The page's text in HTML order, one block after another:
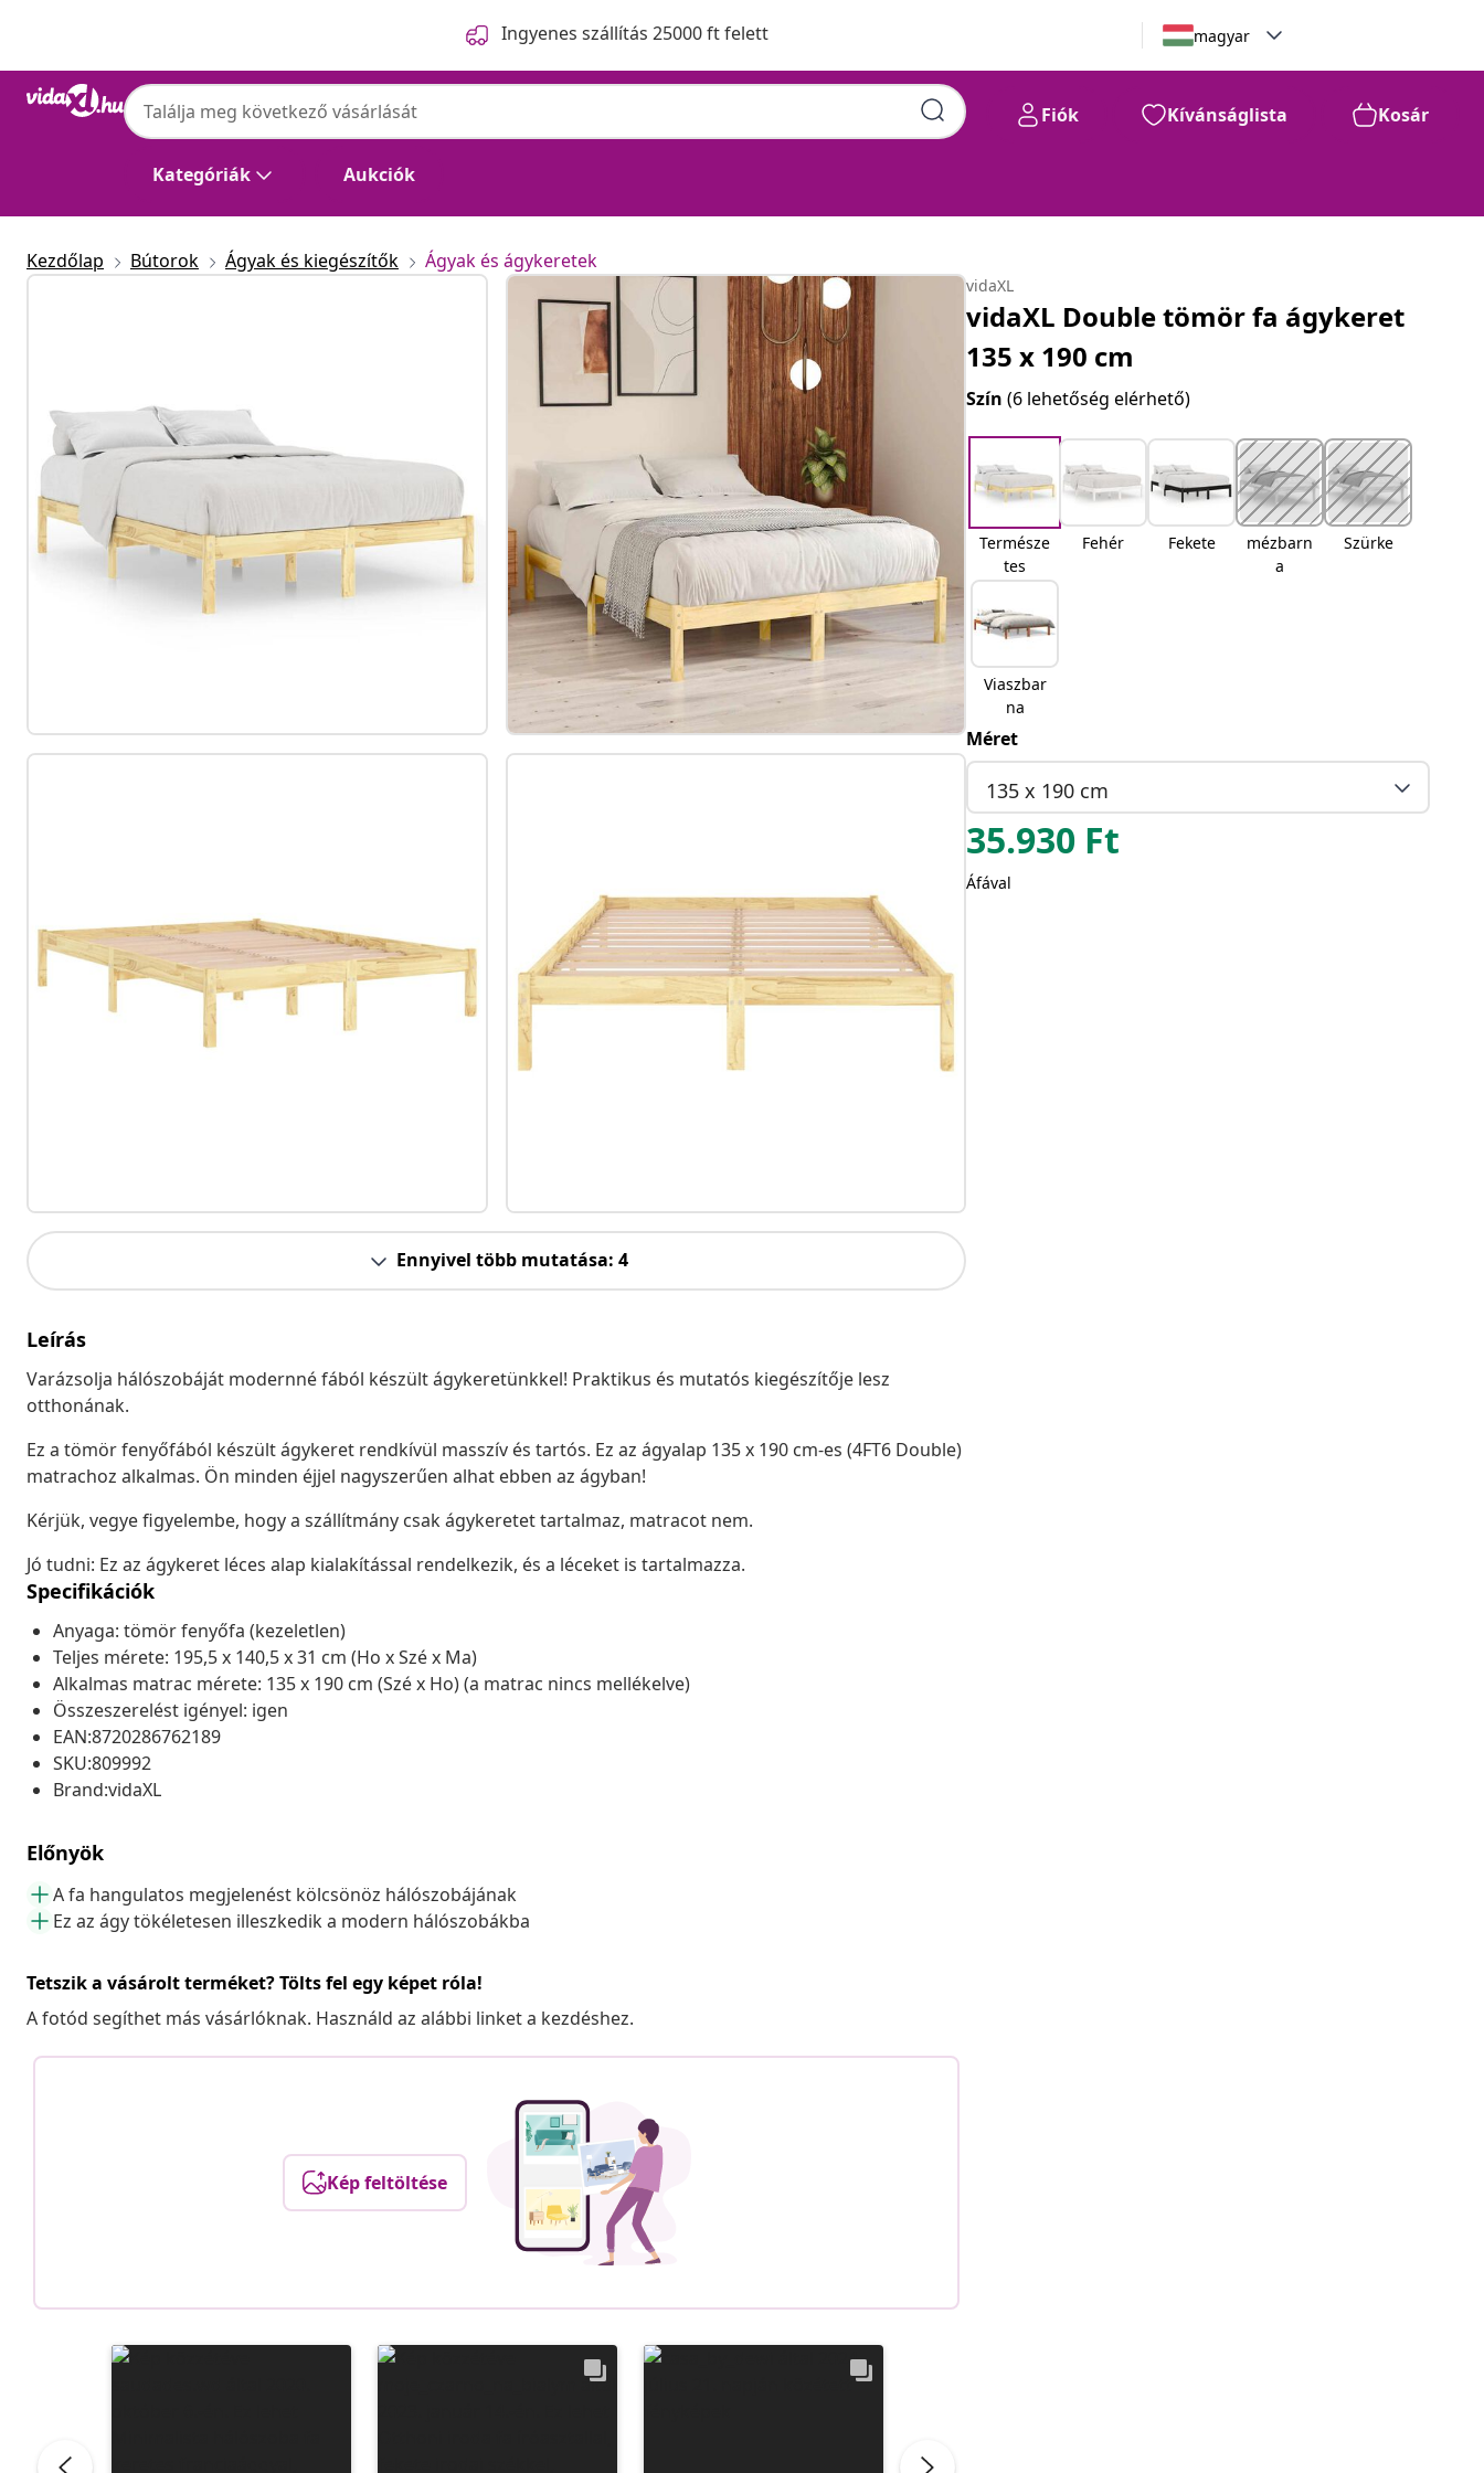
Ingyenes szállítás 25000 ft felett magyar
Kategóriák Aukciók
Fiók Kívánságlista Kosár
Kezdőlap Bútorok Ágyak és kiegészítők Ágyak és ágykeretek
Ennyivel több mutatása: 4
Leírás
Varázsolja hálószobáját modernné fából készült ágykeretünkkel! Praktikus és mutatós kiegészítője lesz
otthonának.
Ez a tömör fenyőfából készült ágykeret rendkívül masszív és tartós. Ez az ágyalap 135 x 190 cm-es (4FT6 Double)
matrachoz alkalmas. Ön minden éjjel nagyszerűen alhat ebben az ágyban!
Kérjük, vegye figyelembe, hogy a szállítmány csak ágykeretet tartalmaz, matracot nem.
Jó tudni: Ez az ágykeret léces alap kialakítással rendelkezik, és a léceket is tartalmazza.
Specifikációk
Anyaga: tömör fenyőfa (kezeletlen)
Teljes mérete: 195,5 x 140,5 x 31 cm (Ho x Szé x Ma)
Alkalmas matrac mérete: 135 x 190 cm (Szé x Ho) (a matrac nincs mellékelve)
Összeszerelést igényel: igen
EAN:8720286762189
SKU:809992
Brand:vidaXL
Előnyök
A fa hangulatos megjelenést kölcsönöz hálószobájának
Ez az ágy tökéletesen illeszkedik a modern hálószobákba
Tetszik a vásárolt terméket? Tölts fel egy képet róla!
A fotód segíthet más vásárlóknak. Használd az alábbi linket a kezdéshez.
Kép feltöltése
vidaXL
vidaXL Double tömör fa ágykeret
135 x 190 cm
Szín(6 lehetőség elérhető)
Természe
tes
Fehér Fekete
mézbarn
a
Szürke
Viaszbar
na
Méret
135 x 190 cm
35.930 Ft
Áfával